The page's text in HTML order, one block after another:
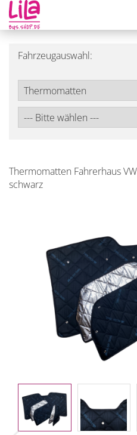
Fahrzeugauswahl:
Thermomatten Fahrerhaus
schwarz